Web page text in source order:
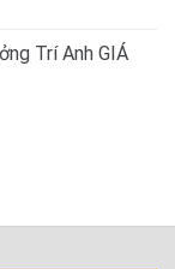
Trí Anh GIÁ